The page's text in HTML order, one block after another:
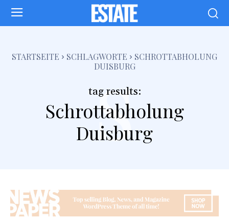
STARTSEITE SCHLAGWORTE
SCHROTTABHOLUNG
DUISBURG
tag results:
Schrottabholung
Duisburg
s